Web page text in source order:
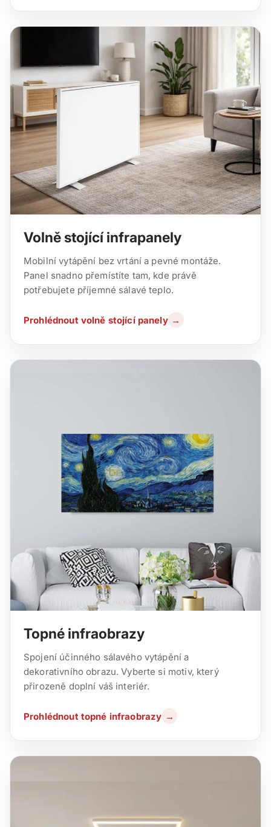
Volně stojící infrapanely
Mobilní vytápění bez vrtání a pevné montáže.
Panel snadno přemístíte tam, kde právě
potřebujete příjemné sálavé teplo.
Prohlédnout volně stojící panely →
Topné infraobrazy
Spojení účinného sálavého vytápění a
dekorativního obrazu. Vyberte si motiv, který
přirozeně doplní váš interiér.
Prohlédnout topné infraobrazy →